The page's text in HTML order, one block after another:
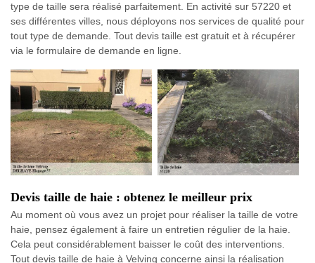
type de taille sera réalisé parfaitement. En activité sur 57220 et
ses différentes villes, nous déployons nos services de qualité pour
tout type de demande. Tout devis taille est gratuit et à récupérer
via le formulaire de demande en ligne.
Devis taille de haie : obtenez le meilleur prix
Au moment où vous avez un projet pour réaliser la taille de votre
haie, pensez également à faire un entretien régulier de la haie.
Cela peut considérablement baisser le coût des interventions.
Tout devis taille de haie à Velving concerne ainsi la réalisation